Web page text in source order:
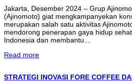
Jakarta, Desember 2024 – Grup
(Ajinomoto) giat mengkampanyekan
merupakan salah satu aktivitas
mendorong penerapan gaya hidup
Indonesia dan membantu...
Read more
STRATEGI INOVASI FORE COFFEE